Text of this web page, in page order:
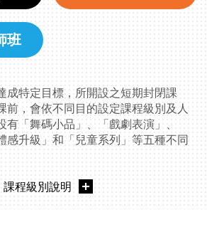
班
成特定目標，所開設之短期封閉課
前，會依不同目的設定課程級別及人
有「舞碼小品」、「戲劇表演」、
感升級」和「兒童系列」等五種不同
課程級別說明